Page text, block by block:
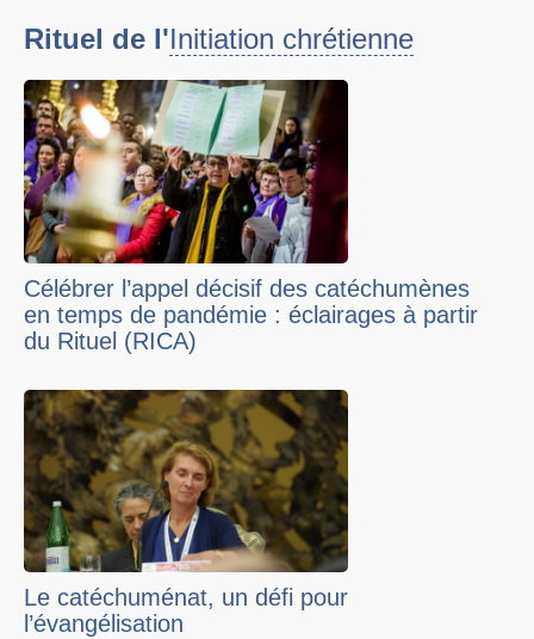
Rituel de l'Initiation chrétienne
Célébrer l’appel décisif des catéchumènes
en temps de pandémie : éclairages à partir
du Rituel (RICA)
Le catéchuménat, un défi pour
l’évangélisation